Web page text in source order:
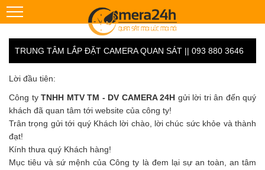
TRUNG TÂM LẮP ĐẶT CAMERA QUAN SÁT || 093 880 3646
Lời đầu tiên:
Công ty TNHH MTV TM - DV CAMERA 24H gửi lời tri ân đến quý
khách đã quan tâm tới website của công ty!
Trân trọng gửi tới quý Khách lời chào, lời chúc sức khỏe và thành
đạt!
Kính thưa quý Khách hàng!
Mục tiêu và sứ mệnh của Công ty là đem lại sự an toàn, an tâm